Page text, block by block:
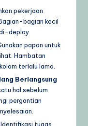
pekerjaan
bagian kecil
deploy.
papan untuk
Hambatan
terlalu lama.
Berlangsung
hal sebelum
pergantian
Identifikasi tugas